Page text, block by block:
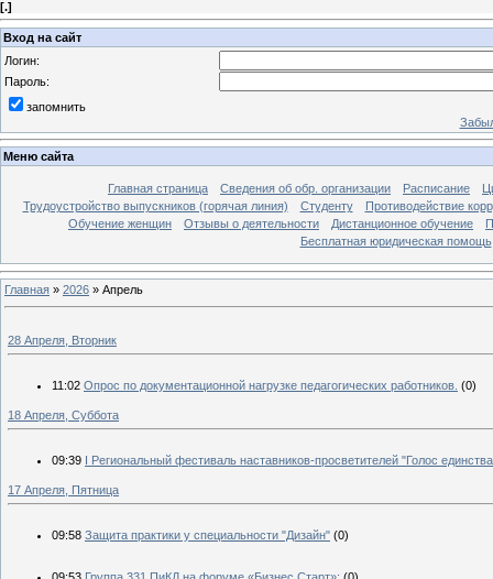
[.]
Вход на сайт
Логин:
Пароль:
запомнить
Меню сайта
Главная страница Сведения об обр. организации Расписание
Трудоустройство выпускников (горячая линия)
Студенту
Противодействие
Обучение женщин
Отзывы о деятельности Дистанционное обучение
Бесплатная юридическая помощь
Главная » 2026 » Апрель
28 Апреля, Вторник
11:02 Опрос по документационной нагрузке педагогических работников. (0)
18 Апреля, Суббота
09:39 I Региональный фестиваль наставников-просветителей "Голос
17 Апреля, Пятница
09:58 Защита практики у специальности "Дизайн" (0)